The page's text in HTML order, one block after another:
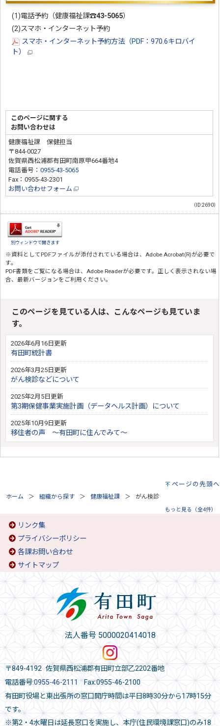
(1)電話予約（健康福祉課☎43-5065）
(2)スマホ・インターネット予約
スマホ・インターネット予約方法（PDF：970.6キロバイ
ト）
このページに関する
お問い合わせは
健康福祉課 保健担当
〒844-0027
佐賀県西松浦郡有田町南原甲664番地4
電話番号：0955-43-5065
Fax：0955-43-2301
お問い合わせフォーム
（ID:2690）
別ウィンドウで開きます
※資料としてPDFファイルが添付されている場合は、 Adobe Acrobat(R)が必要で
す。
PDF書類をご覧になる場合は、 Adobe Readerが必要です。正しく表示されない場
合、最新バージョンをご利用ください。
このページを見ている人は、こんなページも見ていま
す。
2026年6月16日更新
有田町統計書
2026年3月25日更新
がん検診などについて
2025年2月5日更新
第3期保健事業実施計画（データヘルス計画）について
2025年10月9日更新
移住者の声 ～有田町に住んでみて～
ページの先頭へ
ホーム 組織から探す 健康福祉課 がん検診
もっと見る（全4件）
リンク集
プライバシーポリシー
各課お問い合わせ
サイトマップ
法人番号 5000020414018
〒849-4192 佐賀県西松浦郡有田町立部乙2202番地
電話番号:0955-46-2111 Fax:0955-46-2100
有田町役場と東出張所の窓口開庁時間は平日8時30分から17時15分
です。
※第2・4水曜日は延長窓口を実施し、本庁(住民環境課窓口)のみ18